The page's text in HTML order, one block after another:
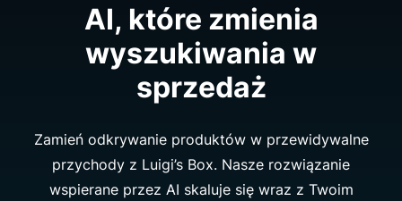
AI, które zmienia
wyszukiwania w
sprzedaż
Zamień odkrywanie produktów w przewidywalne
przychody z Luigi’s Box. Nasze rozwiązanie
wspierane przez AI skaluje się wraz z Twoim